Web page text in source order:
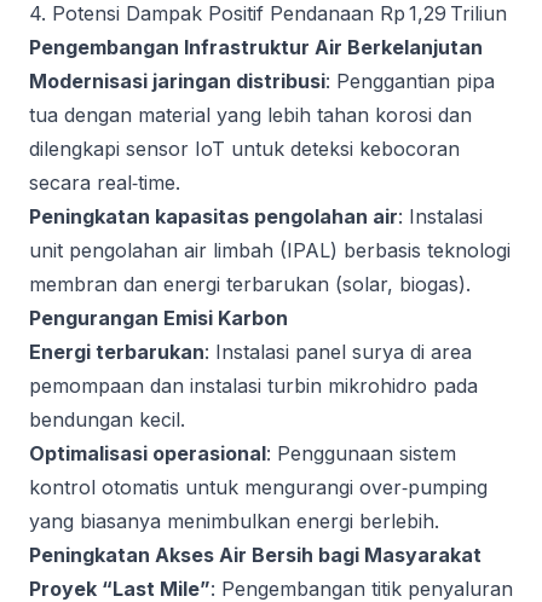
4. Potensi Dampak Positif Pendanaan Rp 1,29 Triliun
Pengembangan Infrastruktur Air Berkelanjutan
Modernisasi jaringan distribusi: Penggantian pipa
tua dengan material yang lebih tahan korosi dan
dilengkapi sensor IoT untuk deteksi kebocoran
secara real‑time.
Peningkatan kapasitas pengolahan air: Instalasi
unit pengolahan air limbah (IPAL) berbasis teknologi
membran dan energi terbarukan (solar, biogas).
Pengurangan Emisi Karbon
Energi terbarukan: Instalasi panel surya di area
pemompaan dan instalasi turbin mikrohidro pada
bendungan kecil.
Optimalisasi operasional: Penggunaan sistem
kontrol otomatis untuk mengurangi over‑pumping
yang biasanya menimbulkan energi berlebih.
Peningkatan Akses Air Bersih bagi Masyarakat
Proyek “Last Mile”: Pengembangan titik penyaluran